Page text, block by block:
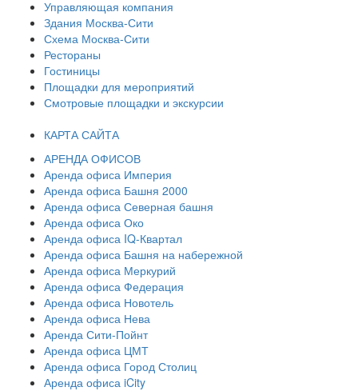
Управляющая компания
Здания Москва-Сити
Схема Москва-Сити
Рестораны
Гостиницы
Площадки для мероприятий
Смотровые площадки и экскурсии
КАРТА САЙТА
АРЕНДА ОФИСОВ
Аренда офиса Империя
Аренда офиса Башня 2000
Аренда офиса Северная башня
Аренда офиса Око
Аренда офиса IQ-Квартал
Аренда офиса Башня на набережной
Аренда офиса Меркурий
Аренда офиса Федерация
Аренда офиса Новотель
Аренда офиса Нева
Аренда Сити-Пойнт
Аренда офиса ЦМТ
Аренда офиса Город Столиц
Аренда офиса iCity